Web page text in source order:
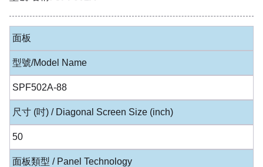
面板
型號/Model Name
SPF502A-88
尺寸 (吋) / Diagonal Screen Size (inch)
50
面板類型 / Panel Technology